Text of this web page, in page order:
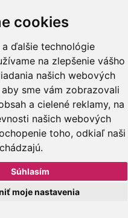
cookies
ďalšie technológie
na zlepšenie vášho
našich webových
sme vám zobrazovali
a cielené reklamy, na
našich webových
toho, odkiaľ naši
Súhlasím
moje nastavenia